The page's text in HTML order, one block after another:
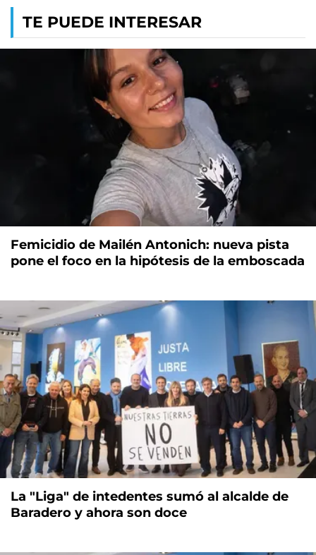
TE PUEDE INTERESAR
Femicidio de Mailén Antonich: nueva pista
pone el foco en la hipótesis de la emboscada
La "Liga" de intedentes sumó al alcalde de
Baradero y ahora son doce